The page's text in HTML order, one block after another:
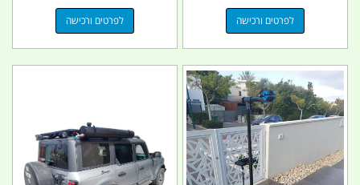
לפרטים ורכישה לפרטים ורכישה